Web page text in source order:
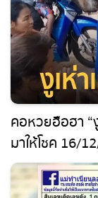
คอหวยฮือฮา “งู
มั่นใจมาให้โชค
เด็ด มาให้คอห